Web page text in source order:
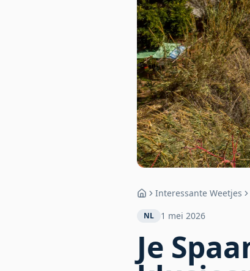
HomeInteressante Weetjes
NL 1 mei 2026
Je